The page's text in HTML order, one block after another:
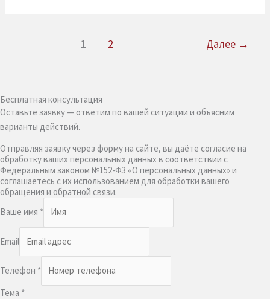
1 2 Далее →
Бесплатная консультация
Оставьте заявку — ответим по вашей ситуации и объясним
варианты действий.
Отправляя заявку через форму на сайте, вы даёте согласие на
обработку ваших персональных данных в соответствии с
Федеральным законом №152-ФЗ «О персональных данных» и
соглашаетесь с их использованием для обработки вашего
обращения и обратной связи.
Ваше имя *
Email
Телефон *
Тема *